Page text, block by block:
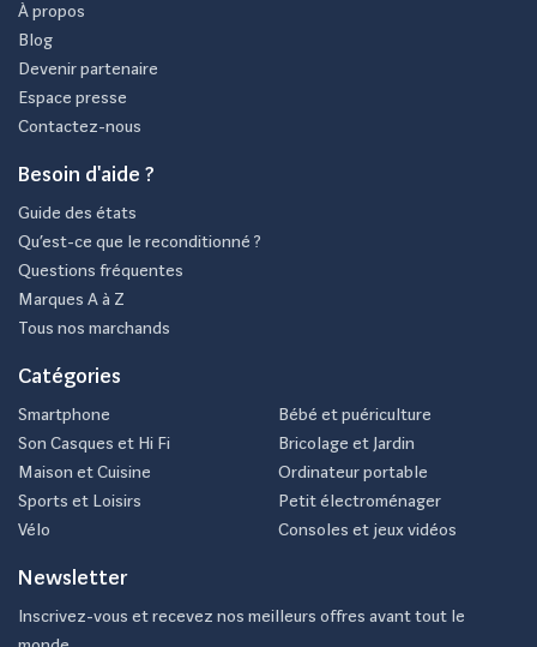
À propos
Blog
Devenir partenaire
Espace presse
Contactez-nous
Besoin d'aide ?
Guide des états
Qu’est-ce que le reconditionné ?
Questions fréquentes
Marques A à Z
Tous nos marchands
Catégories
Smartphone
Son Casques et Hi Fi
Maison et Cuisine
Sports et Loisirs
Vélo
Bébé et puériculture
Bricolage et Jardin
Ordinateur portable
Petit électroménager
Consoles et jeux vidéos
Newsletter
Inscrivez-vous et recevez nos meilleurs offres avant tout le